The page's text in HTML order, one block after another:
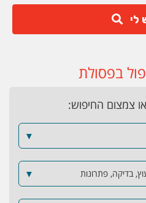
לי
בפסולת
צמצום החיפוש:
▼
בדיקה, פתרונות ▼